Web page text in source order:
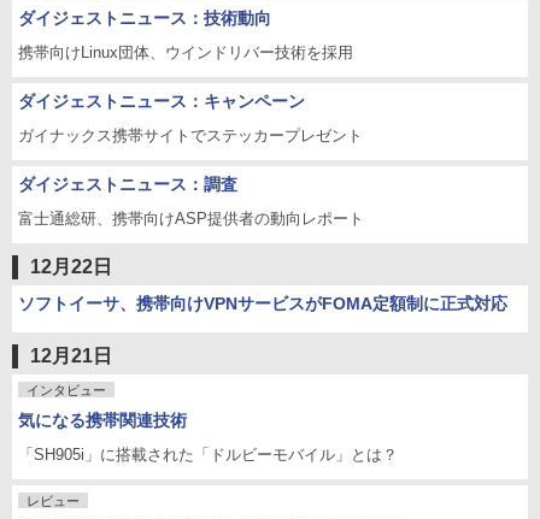
ダイジェストニュース：技術動向
携帯向けLinux団体、ウインドリバー技術を採用
ダイジェストニュース：キャンペーン
ガイナックス携帯サイトでステッカープレゼント
ダイジェストニュース：調査
富士通総研、携帯向けASP提供者の動向レポート
12月22日
ソフトイーサ、携帯向けVPNサービスがFOMA定額制に正式対応
12月21日
インタビュー
気になる携帯関連技術
「SH905i」に搭載された「ドルビーモバイル」とは？
レビュー